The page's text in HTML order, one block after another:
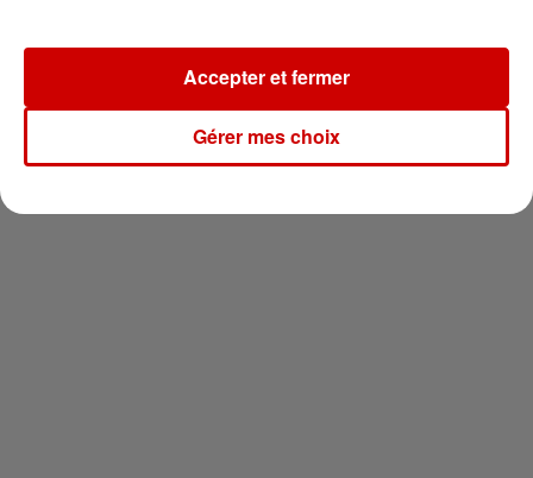
Newsletter
Gérer mes choix
Accepter et fermer